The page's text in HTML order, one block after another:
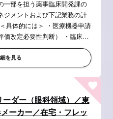
一部を担う薬事臨床開発課の
ジメントおよび下記業務の計
価改定必要性判断） ・臨床試
作成、照会対応 ・臨床評価の
を見る
ーダー（眼科領域）／東
ーカー／在宅・フレッ